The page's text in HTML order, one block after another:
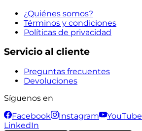
¿Quiénes somos?
Términos y condiciones
Políticas de privacidad
Servicio al cliente
Preguntas frecuentes
Devoluciones
Síguenos en
Facebook
Instagram YouTube
LinkedIn